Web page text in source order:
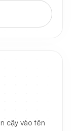
cậy vào tên